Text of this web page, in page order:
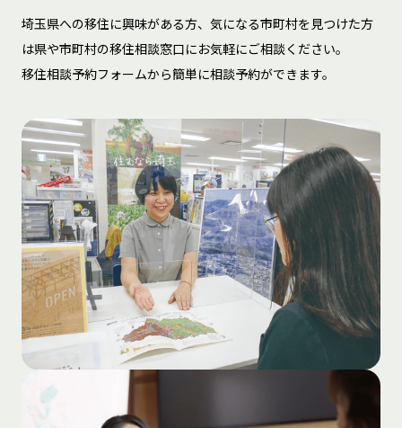
埼玉県への移住に興味がある方、気になる市町村を見つけた方
は県や市町村の移住相談窓口にお気軽にご相談ください。
移住相談予約フォームから簡単に相談予約ができます。